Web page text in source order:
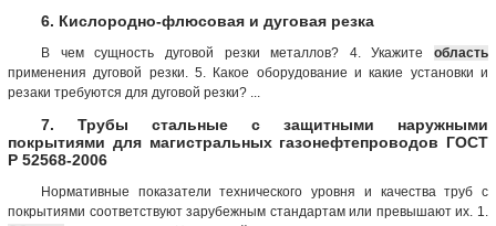
6. Кислородно-флюсовая и дуговая резка
В чем сущность дуговой резки металлов? 4. Укажите область
применения дуговой резки. 5. Какое оборудование и какие установки и
резаки требуются для дуговой резки? ...
7. Трубы стальные с защитными наружными
покрытиями для магистральных газонефтепроводов ГОСТ
Р 52568-2006
Нормативные показатели технического уровня и качества труб с
покрытиями соответствуют зарубежным стандартам или превышают их. 1.